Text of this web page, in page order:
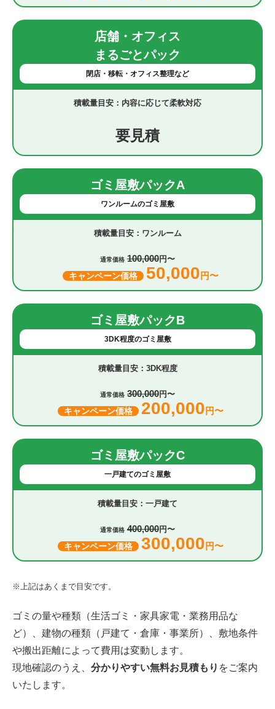
店舗・オフィス
まるごとパック
閉店・移転・オフィス整理など
内容に応じて柔軟対応
要見積
ゴミ屋敷パックA
ワンルームのゴミ屋敷
ワンルーム
通常価格 100,000円〜
キャンペーン価格 50,000 円〜
ゴミ屋敷パックB
3DK程度のゴミ屋敷
3DK程度
通常価格 300,000円〜
キャンペーン価格 200,000 円〜
ゴミ屋敷パックC
一戸建てのゴミ屋敷
一戸建て
通常価格 400,000円〜
キャンペーン価格 300,000 円〜
※上記はあくまで目安です。
ゴミの量や種類（生活ゴミ・家具家電・業務用品な
ど）、建物の種類（戸建て・倉庫・事業所）、敷地条件
や搬出距離によって費用は変動します。
現地確認のうえ、 分かりやすい無料お見積もり をご案内
いたします。